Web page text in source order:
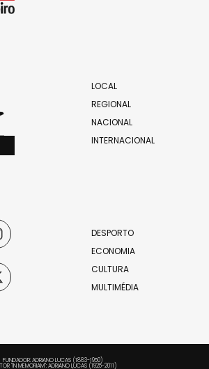
LOCAL
REGIONAL
NACIONAL
INTERNACIONAL
DESPORTO
ECONOMIA
CULTURA
MULTIMÉDIA
FUNDADOR: ADRIANO LUCAS (1883-1950)
"IN MEMORIAM": ADRIANO LUCAS (1925-2011)